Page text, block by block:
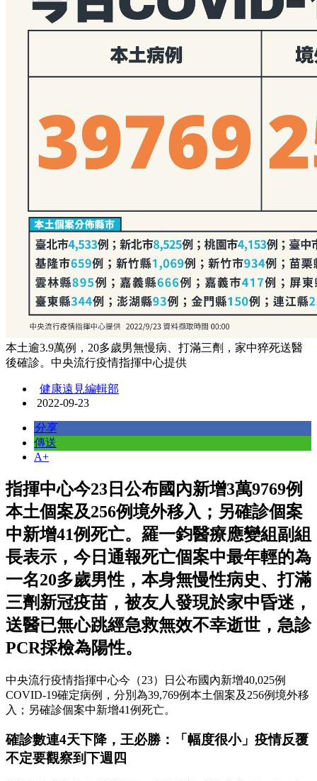
本土逾3.9萬例，20多歲男無慢病、打滿三劑，家中猝死送醫
後確診。中央流行疫情指揮中心提供
健康遠見編輯部
2022-09-23
分享
傳送
A+
指揮中心今23日公布國內新增3萬9769例
本土個案及256例境外移入；另確診個案
中新增41例死亡。羅一鈞醫療應變組副組
長表示，今日通報死亡個案中最年輕的為
一名20多歲男性，本身無慢性病史、打滿
三劑新冠疫苗，被友人發現於家中昏迷，
送醫已無心跳經急救無效不幸逝世，急診
PCR採檢為陽性。
中央流行疫情指揮中心今（23）日公布國內新增40,025例
COVID-19確定病例，分別為39,769例本土個案及256例境外移
入；另確診個案中新增41例死亡。
確診數連4天下降，王必勝：「幅度很小」疫情反覆
不定要觀察到下週四